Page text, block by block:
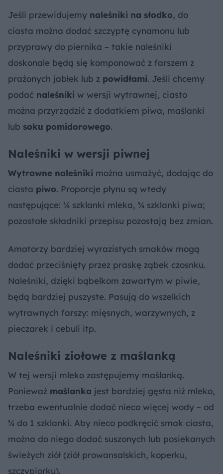
Jeśli przewidujemy naleśniki na słodko, do
ciasta można dodać szczyptę cynamonu lub
przyprawy do piernika – takie naleśniki
doskonale będą się komponować z farszem z
prażonych jabłek lub z powidłami. Jeśli chcemy
podać naleśniki w wersji wytrawnej, ciasto
można przyrządzić z dodatkiem piwa, maślanki
lub soku pomidorowego.
Naleśniki w wersji piwnej
Wytrawne naleśniki można usmażyć, dodając do
ciasta piwo. Proporcje płynu są wtedy
następujące: ¾ szklanki mleka, ¾ szklanki piwa;
pozostałe składniki przepisu pozostają bez zmian.
Amatorzy bardziej wyrazistych smaków mogą
dodać przeciśnięty przez praskę ząbek czosnku.
Naleśniki, dzięki bąbelkom zawartym w piwie,
będą bardziej puszyste. Pasują do wszelkich
wytrawnych farszy: mięsnych, warzywnych, z
pieczarek i cebuli itp.
Naleśniki ziołowe z maślanką
W tej wersji mleko zastępujemy maślanką.
Ponieważ maślanka jest bardziej gęsta niż mleko,
trzeba ewentualnie dodać nieco więcej wody – od
¾ do 1 szklanki. Aby nieco podkręcić smak ciasta,
można do niego dodać suszonych lub posiekanych
świeżych ziół (ziół prowansalskich, koperku,
szczypiorku).